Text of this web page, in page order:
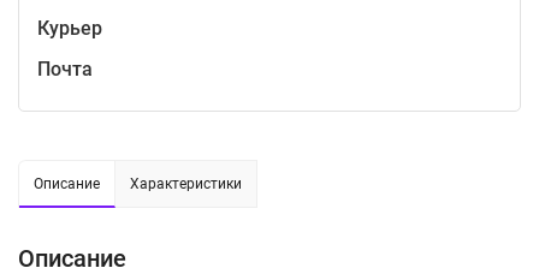
Курьер
Почта
Описание Характеристики
Описание